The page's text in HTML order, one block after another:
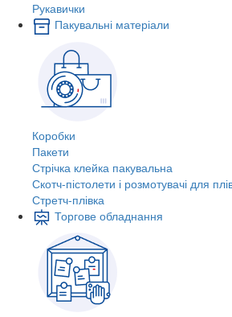
Рукавички
Пакувальні матеріали
Коробки
Пакети
Стрічка клейка пакувальна
Скотч-пістолети і розмотувачі для
Стретч-плівка
Торгове обладнання